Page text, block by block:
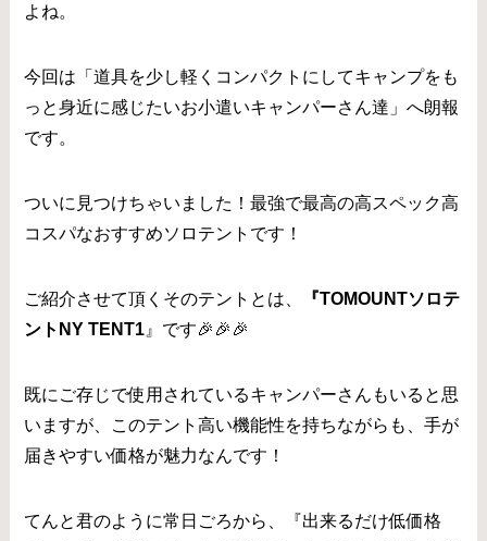
よね。
今回は「道具を少し軽くコンパクトにしてキャンプをも
っと身近に感じたいお小遣いキャンパーさん達」へ朗報
です。
ついに見つけちゃいました！最強で最高の高スペック高
コスパなおすすめソロテントです！
ご紹介させて頂くそのテントとは、
『TOMOUNTソロテ
ントNY TENT1 』です🎉🎉🎉
既にご存じで使用されているキャンパーさんもいると思
いますが、このテント高い機能性を持ちながらも、手が
届きやすい価格が魅力なんです！
てんと君のように常日ごろから、『出来るだけ低価格